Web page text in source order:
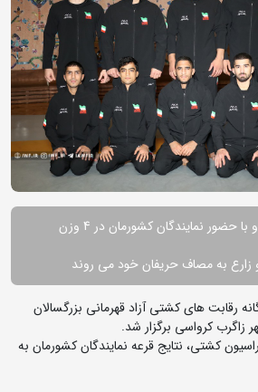
آغاز مسابقات از ظهر فردا و با حضور نمایندگان کشورمان در 4 وزن
زارع به مصاف حریفان خود می روند
رقابت های کشتی آزاد قهرمانی بزرگسالان
زاگرب کرواسی برگزار شد.
کشتی، نتایج قرعه نمایندگان کشورمان به